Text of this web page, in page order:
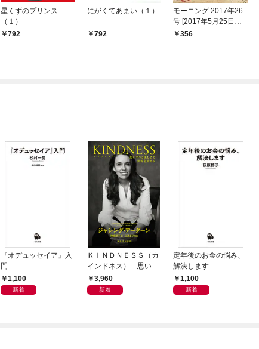
星くずのプリンス
（１）
792
にがくてあまい（１）
792
モーニング 2017年26
号 [2017年5月25日発
売]356
『オデュッセイア』入
門
1,100
新着
ＫＩＮＤＮＥＳＳ（カ
インドネス） 思いや
りと優しさで世界を変
える
3,960
新着
定年後のお金の悩み、
解決します
1,100
新着